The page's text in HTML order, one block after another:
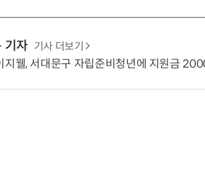
기자 기사 더보기
지웰, 서대문구 자립준비청년에 지원금